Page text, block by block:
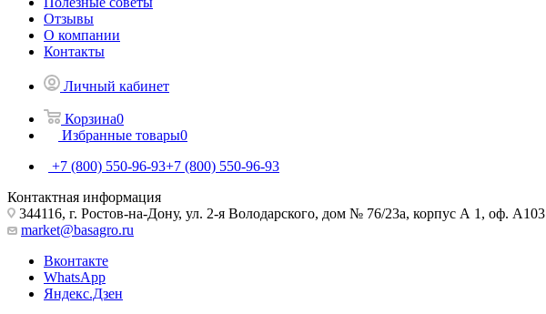
Отзывы
О компании
Контакты
Личный кабинет
Корзина0
Избранные товары0
+7 (800) 550-96-93+7 (800) 550-96-93
Контактная информация
344116, г. Ростов-на-Дону, ул. 2-я Володарского, дом № 76/23а, корпус А 1, оф. А103
market@basagro.ru
Вконтакте
WhatsApp
Яндекс.Дзен